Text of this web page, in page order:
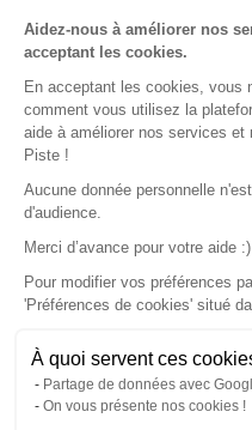
Our partners
v. 1.45.0
Aidez-nous à améliorer nos
acceptant les cookies.
En acceptant les cookies, vous
comment vous utilisez la
aide à améliorer nos services
Piste !
Aucune donnée personnelle
d'audience.
Merci d’avance pour votre aide :)
Pour modifier vos préférences
'Préférences de cookies' situé
À quoi servent ces
Partage de données avec
On vous présente nos cookies !